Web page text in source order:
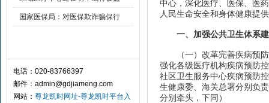
国家医保局：对医保欺诈骗保行
电话：020-83766397
邮件： admin@gdjiameng.com
网站： 尊龙凯时网址-尊龙凯时平台入
中心，深化医疗、医保、医
人民生命安全和身体健康提
一、加强公共卫生体系
（一）改革完善疾病预防
强化各级医疗机构疾病预防
社区卫生服务中心疾病预防
生健康委、海关总署分别负
分别牵头，下同）